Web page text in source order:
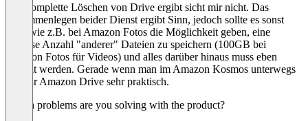
Das komplette Löschen von Drive ergibt sicht mir nicht. Das
Zusammenlegen beider Dienst ergibt Sinn, jedoch sollte es sonst
eben wie z.B. bei Amazon Fotos die Möglichkeit geben, eine
gewisse Anzahl "anderer" Dateien zu speichern (100GB bei
Amazon Fotos für Videos) und alles darüber hinaus muss eben
bezahlt werden. Gerade wenn man im Amazon Kosmos unterwegs
ist, war Amazon Drive sehr praktisch.
Which problems are you solving with the product?